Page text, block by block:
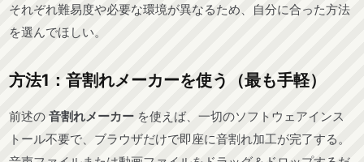
それぞれ難易度や必要な環境が異なるため、自分に合った方法
を選んでほしい。
方法1：音割れメーカーを使う（最も手軽）
前述の 音割れメーカー を使えば、一切のソフトウェアインス
トール不要で、ブラウザだけで即座に音割れ加工が完了する。